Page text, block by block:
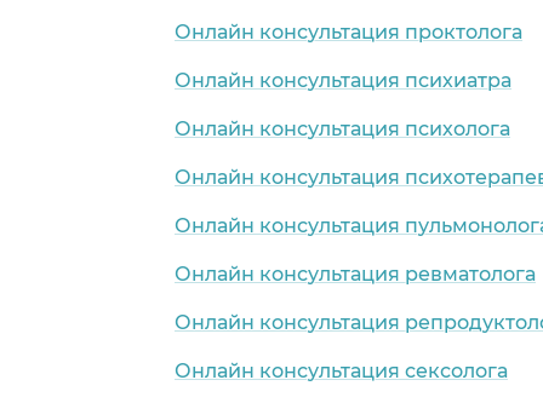
Онлайн консультация проктолога
Онлайн консультация психиатра
Онлайн консультация психолога
Онлайн консультация
Онлайн консультация
Онлайн консультация ревматолога
Онлайн консультация
Онлайн консультация сексолога